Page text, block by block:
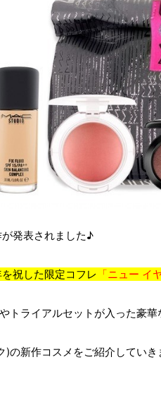
発表されました♪
祝した限定コフレ 「ニュー イ
トライアルセットが入った豪
の新作コスメをご紹介していき